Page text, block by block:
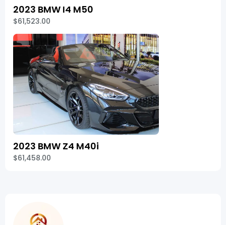
2023 BMW I4 M50
$61,523.00
2023 BMW Z4 M40i
$61,458.00